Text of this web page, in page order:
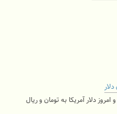
دلار آمریکا به تومان و ریال